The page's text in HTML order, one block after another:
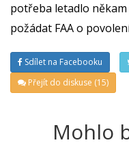
potřeba letadlo
požádat FAA o
Sdílet na Facebooku
Přejít do diskuse (15)
Mohlo